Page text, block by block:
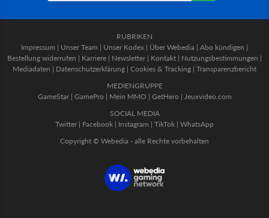
RUBRIKEN
Impressum | Unser Team | Unser Kodex | Über Webedia | Abo kündigen |
Bestellung widerrufen | Karriere | Newsletter | Kontakt | Nutzungsbestimmungen |
Mediadaten | Datenschutzerklärung | Cookies & Tracking | Transparenzbericht
MEDIENGRUPPE
GameStar| GamePro | Mein MMO | GetHero | Jeuxvideo.com
SOCIAL MEDIA
Twitter | Facebook | Instagram | TikTok | WhatsApp
Copyright © Webedia - alle Rechte vorbehalten